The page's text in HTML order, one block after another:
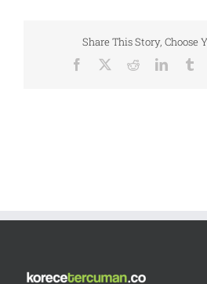
Share This Story, Choose
Facebook RedditLinkedIn